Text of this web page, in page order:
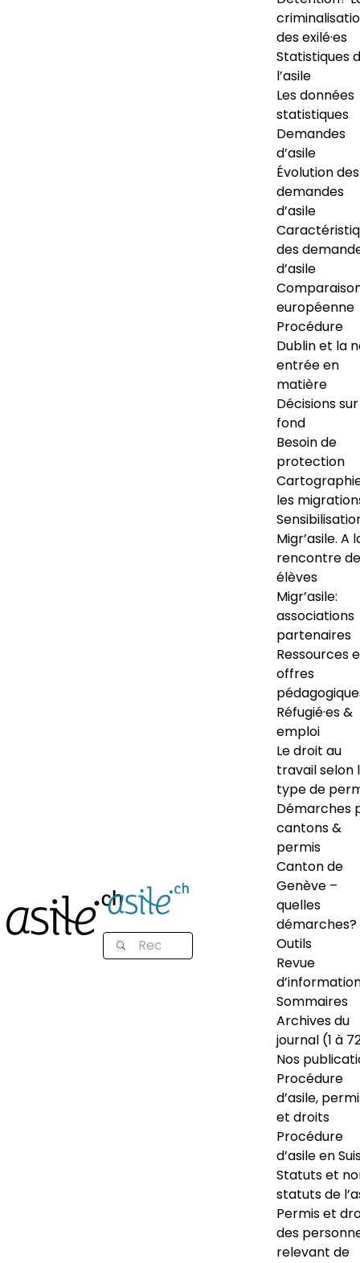
des exilé·es
Statistiques
l’asile
Les données
statistiques
Demandes
d’asile
Évolution des
demandes
d’asile
des
d’asile
européenne
Procédure
Dublin et la
entrée en
matière
Décisions
fond
Besoin de
protection
les
Migr’asile. A
rencontre
élèves
Migr’asile:
associations
partenaires
Ressources
offres
Réfugié·es &
emploi
Le droit au
travail selon
type de
Démarches
cantons &
permis
Canton de
Genève –
quelles
démarches?
Outils
Revue
Sommaires
Archives du
journal (1 à
Nos
Procédure
d’asile,
et droits
Procédure
d’asile en
Statuts et
statuts de
Permis et
des
relevant de